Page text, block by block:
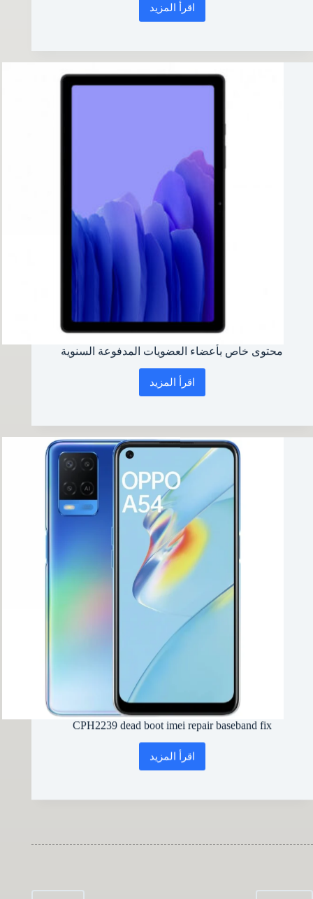
اقرأ المزيد
محتوى
خاص
العضويات
المدفوعة
السنوية
محتوى خاص بأعضاء العضويات المدفوعة السنوية
اقرأ المزيد
محتوى
خاص
العضويات
المدفوعة
CPH2239 dead boot imei repair baseband fix
اقرأ المزيد
CPH2239
dead
imei
fix